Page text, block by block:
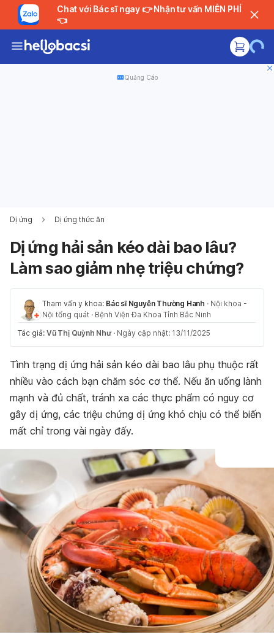
Chat với Bác sĩ ngay 👉 Nhận tư vấn MIỄN PHÍ
👈
Quảng Cáo
Dị ứng Dị ứng thức ăn
Dị ứng hải sản kéo dài bao lâu​?
Làm sao giảm nhẹ triệu chứng?
Tham vấn y khoa: Bác sĩ Nguyễn Thường Hanh · Nội khoa -
Nội tổng quát · Bệnh Viện Đa Khoa Tỉnh Bắc Ninh
Tác giả: Vũ Thị Quỳnh Như · Ngày cập nhật: 13/11/2025
Tình trạng dị ứng hải sản kéo dài bao lâu phụ thuộc rất
nhiều vào cách bạn chăm sóc cơ thể. Nếu ăn uống lành
mạnh và đủ chất, tránh xa các thực phẩm có nguy cơ
gây dị ứng, các triệu chứng dị ứng khó chịu có thể biến
mất chỉ trong vài ngày đấy.